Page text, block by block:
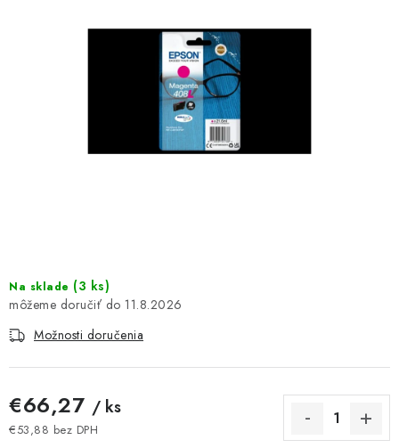
: TOP PRODUKTY
: NOVÉ PRODUKTY
Obchodné podmienky
Na sklade (3 ks)
11.8.2026
Možnosti doručenia
€66,27 / ks
€53,88 bez DPH